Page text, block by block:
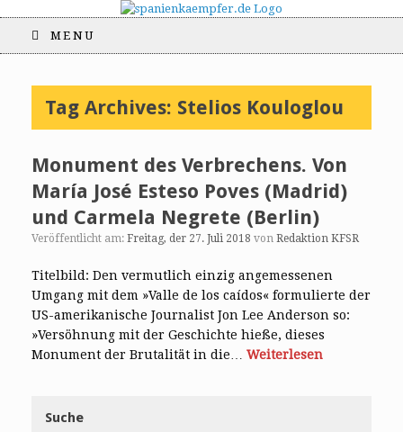
MENU
Tag Archives: Stelios Kouloglou
Monument des Verbrechens. Von
María José Esteso Poves (Madrid)
und Carmela Negrete (Berlin)
Veröffentlicht am: Freitag, der 27. Juli 2018 von Redaktion KFSR
Titelbild: Den vermutlich einzig angemessenen
Umgang mit dem »Valle de los caídos« formulierte der
US-amerikanische Journalist Jon Lee Anderson so:
»Versöhnung mit der Geschichte hieße, dieses
Monument der Brutalität in die… Weiterlesen
Suche